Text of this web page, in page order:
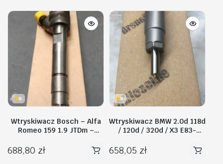
Wtryskiwacz Bosch – Alfa
Romeo 159 1.9 JTDm –
688,80 zł
Wtryskiwacz BMW 2.0d 118d
/ 120d / 320d / X3 E83-
658,05 zł